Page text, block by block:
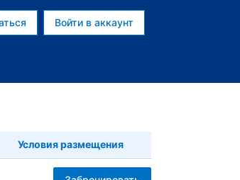
Войти в аккаунт
Условия размещения